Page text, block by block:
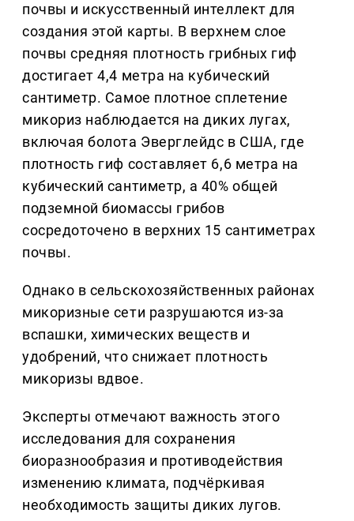
почвы и искусственный интеллект для
создания этой карты. В верхнем слое
почвы средняя плотность грибных гиф
достигает 4,4 метра на кубический
сантиметр. Самое плотное сплетение
микориз наблюдается на диких лугах,
включая болота Эверглейдс в США, где
плотность гиф составляет 6,6 метра на
кубический сантиметр, а 40% общей
подземной биомассы грибов
сосредоточено в верхних 15 сантиметрах
почвы.
Однако в сельскохозяйственных районах
микоризные сети разрушаются из-за
вспашки, химических веществ и
удобрений, что снижает плотность
микоризы вдвое.
Эксперты отмечают важность этого
исследования для сохранения
биоразнообразия и противодействия
изменению климата, подчёркивая
необходимость защиты диких лугов.